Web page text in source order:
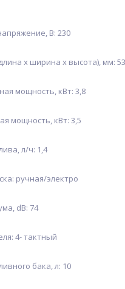
В: 230
х ширина х высота), мм:
мощность, кВт: 3,8
мощность, кВт: 3,5
л/ч: 1,4
ручная/электро
dB: 74
4- тактный
бака, л: 10